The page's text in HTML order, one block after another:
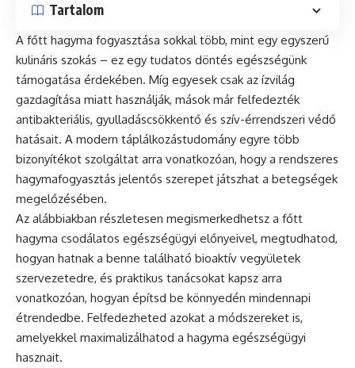
Tartalom
A főtt hagyma fogyasztása sokkal több, mint egy egyszerű
kulináris szokás – ez egy tudatos döntés egészségünk
támogatása érdekében. Míg egyesek csak az ízvilág
gazdagítása miatt használják, mások már felfedezték
antibakteriális, gyulladáscsökkentő és szív-érrendszeri védő
hatásait. A modern táplálkozástudomány egyre több
bizonyítékot szolgáltat arra vonatkozóan, hogy a rendszeres
hagymafogyasztás jelentős szerepet játszhat a betegségek
megelőzésében.
Az alábbiakban részletesen megismerkedhetsz a főtt
hagyma csodálatos egészségügyi előnyeivel, megtudhatod,
hogyan hatnak a benne található bioaktív vegyületek
szervezetedre, és praktikus tanácsokat kapsz arra
vonatkozóan, hogyan építsd be könnyedén mindennapi
étrendedbe. Felfedezheted azokat a módszereket is,
amelyekkel maximalizálhatod a hagyma egészségügyi
hasznait.